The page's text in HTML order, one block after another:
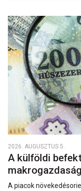
2026. AUGUSZTUS 5.
A külföldi
A piacok